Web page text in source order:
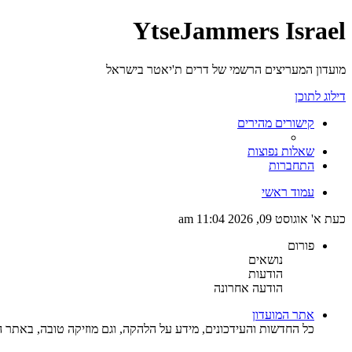
YtseJammers Israel
מועדון המעריצים הרשמי של דרים ת'יאטר בישראל
דילוג לתוכן
קישורים מהירים
שאלות נפוצות
התחברות
עמוד ראשי
כעת א' אוגוסט 09, 2026 11:04 am
פורום
נושאים
הודעות
הודעה אחרונה
אתר המועדון
כל החדשות והעידכונים, מידע על הלהקה, וגם מוזיקה טובה, באתר